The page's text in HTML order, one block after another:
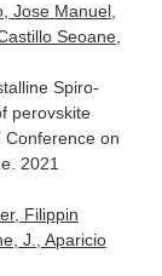
Jose Manuel,
Seoane,
Spiro-
perovskite
Conference on
2021
Filippin
J., Aparicio